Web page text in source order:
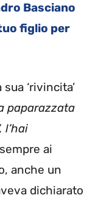
Basciano
figlio per
‘rivincita’
paparazzata
l’hai
ai
anche un
dichiarato